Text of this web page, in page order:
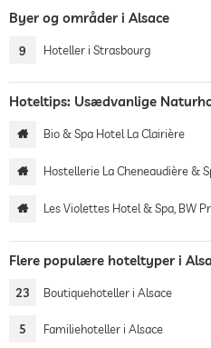
Byer og områder i Alsace
9 Hoteller i Strasbourg
Hoteltips: Usædvanlige
Bio & Spa Hotel La Clairière
Hostellerie La Cheneaudière &
Les Violettes Hotel & Spa, BW
Flere populære hoteltyper i
23 Boutiquehoteller i Alsace
5 Familiehoteller i Alsace